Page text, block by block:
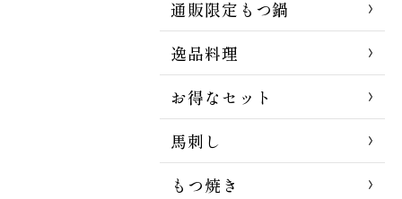
通販限定もつ鍋
逸品料理
お得なセット
馬刺し
もつ焼き